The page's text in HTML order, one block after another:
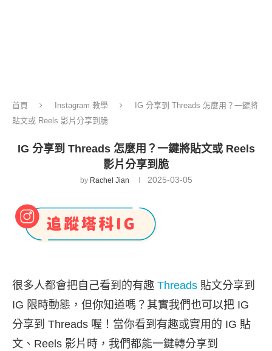
首頁 Instagram 教學
IG 分享到 Threads 怎麼用？一鍵將
貼文或 Reels 影片分享到脆
IG 分享到 Threads 怎麼用？一鍵將貼文或 Reels
影片分享到脆
by Rachel Jian 2025-03-05
很多人都會把自己看到的有趣 Threads 貼文分享到
IG 限時動態，但你知道嗎？其實我們也可以把 IG
分享到 Threads 喔！當你看到有趣或實用的 IG 貼
文、Reels 影片時，我們都能一鍵轉分享到